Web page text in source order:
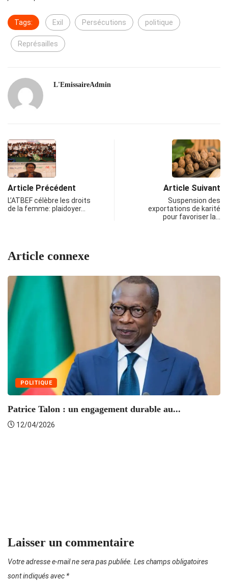
Tags: Exil Persécutions politique
Représailles
L'EmissaireAdmin
Article Précédent
L’ATBEF célèbre les droits
de la femme: plaidoyer…
Article Suivant
Suspension des
exportations de karité
pour favoriser la…
Article connexe
POLITIQUE
Patrice Talon : un engagement durable au...
12/04/2026
Laisser un commentaire
Votre adresse e-mail ne sera pas publiée. Les champs obligatoires
sont indiqués avec *